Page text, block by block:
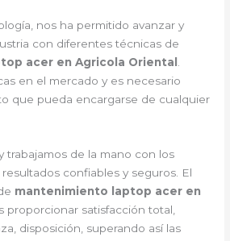
nos ha permitido avanzar y
con diferentes técnicas de
acer en Agricola Oriental .
en el mercado y es necesario
que pueda encargarse de cualquier
trabajamos de la mano con los
confiables y seguros. El
mantenimiento laptop acer en
proporcionar satisfacción total,
disposición, superando así las